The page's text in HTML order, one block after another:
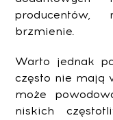
producentów,
brzmienie.
Warto jednak
często nie mają
może
niskich